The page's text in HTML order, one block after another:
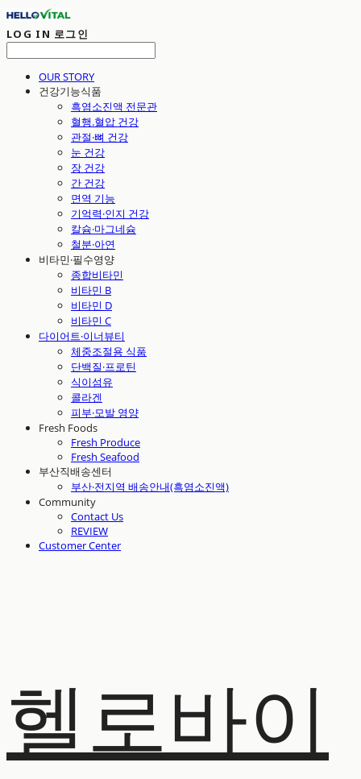
LOG IN 로그인
OUR STORY
건강기능식품
흑염소진액 전문관
혈행.혈압 건강
관절·뼈 건강
눈 건강
장 건강
간 건강
면역 기능
기억력·인지 건강
칼슘·마그네슘
철분·아연
비타민·필수영양
종합비타민
비타민 B
비타민 D
비타민 C
다이어트·이너뷰티
체중조절용 식품
단백질·프로틴
식이섬유
콜라겐
피부·모발 영양
Fresh Foods
Fresh Produce
Fresh Seafood
부산직배송센터
부산·전지역 배송안내(흑염소진액)
Community
Contact Us
REVIEW
Customer Center
헬로바이